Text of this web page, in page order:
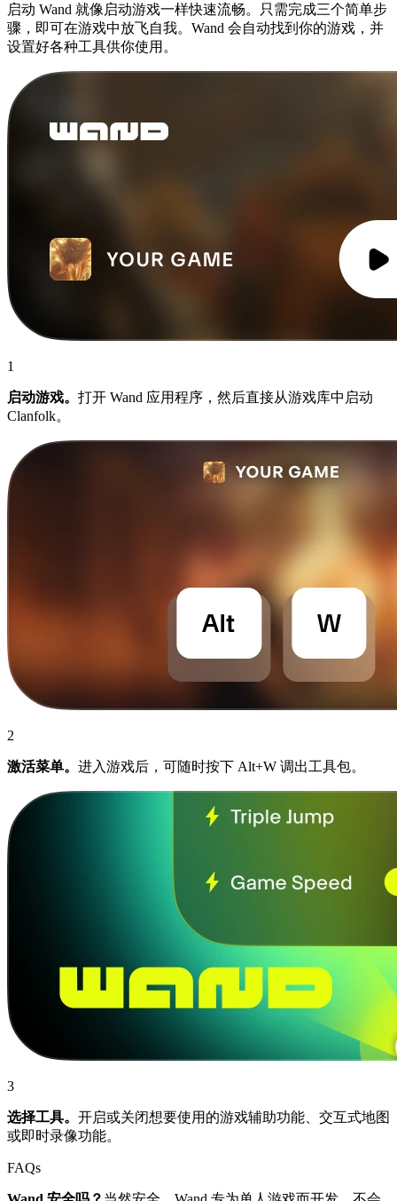
启动 Wand 就像启动游戏一样快速流畅。只需完成三个简单步
骤，即可在游戏中放飞自我。Wand 会自动找到你的游戏，并
设置好各种工具供你使用。
1
启动游戏。 打开 Wand 应用程序，然后直接从游戏库中启动
Clanfolk。
2
激活菜单。 进入游戏后，可随时按下 Alt+W 调出工具包。
3
选择工具。 开启或关闭想要使用的游戏辅助功能、交互式地图
或即时录像功能。
FAQs